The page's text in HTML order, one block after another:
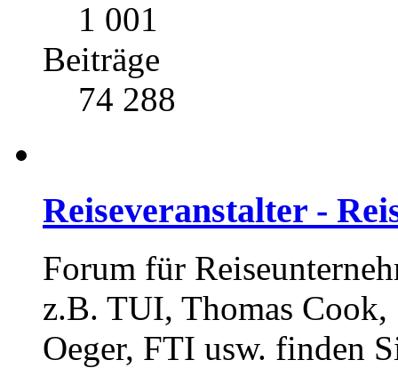
1 001
Beiträge
74 288
Reiseveranstalter -
Forum für
z.B. TUI, Thomas
Oeger, FTI usw. finden